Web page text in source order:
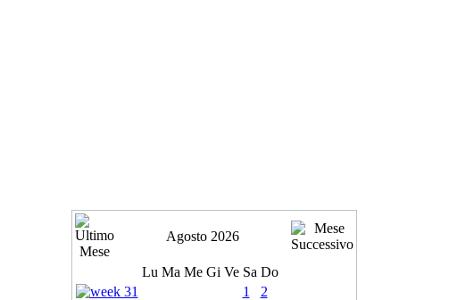
Agosto 2026
Lu Ma Me Gi Ve Sa Do
1
2